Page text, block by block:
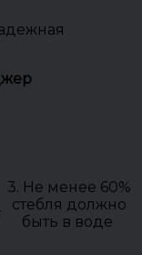
3. Не менее 60%
стебля должно
быть в воде